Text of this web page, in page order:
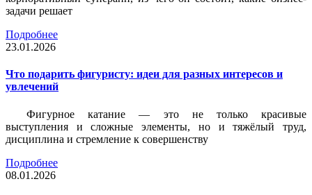
задачи решает
Подробнее
23.01.2026
Что подарить фигуристу: идеи для разных интересов и
увлечений
Фигурное катание — это не только красивые
выступления и сложные элементы, но и тяжёлый труд,
дисциплина и стремление к совершенству
Подробнее
08.01.2026